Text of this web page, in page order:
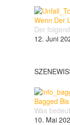
Wenn Der
Der
12. Juni
Bagged
Was
10. Mai